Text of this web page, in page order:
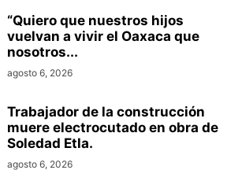
“Quiero que nuestros hijos
vuelvan a vivir el Oaxaca que
nosotros...
agosto 6, 2026
Trabajador de la construcción
muere electrocutado en obra de
Soledad Etla.
agosto 6, 2026